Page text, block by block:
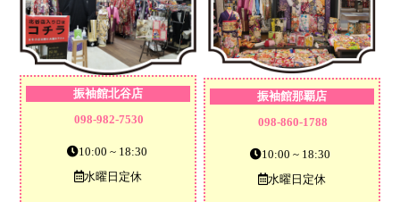
振袖館北谷店
098-982-7530
10:00 ~ 18:30
水曜日定休
振袖館那覇店
098-860-1788
10:00 ~ 18:30
水曜日定休